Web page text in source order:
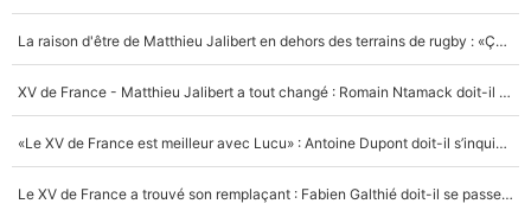
La raison d'être de Matthieu Jalibert en dehors des terrains de rugby : «Ça m'atteint autant que si tu touches à un membre de ma famille»
XV de France - Matthieu Jalibert a tout changé : Romain Ntamack doit-il s’inquiéter pour sa place à un an de la Coupe du monde ?
«Le XV de France est meilleur avec Lucu» : Antoine Dupont doit-il s’inquiéter pour sa place ?
Le XV de France a trouvé son remplaçant : Fabien Galthié doit-il se passer d'Antoine Dupont ?